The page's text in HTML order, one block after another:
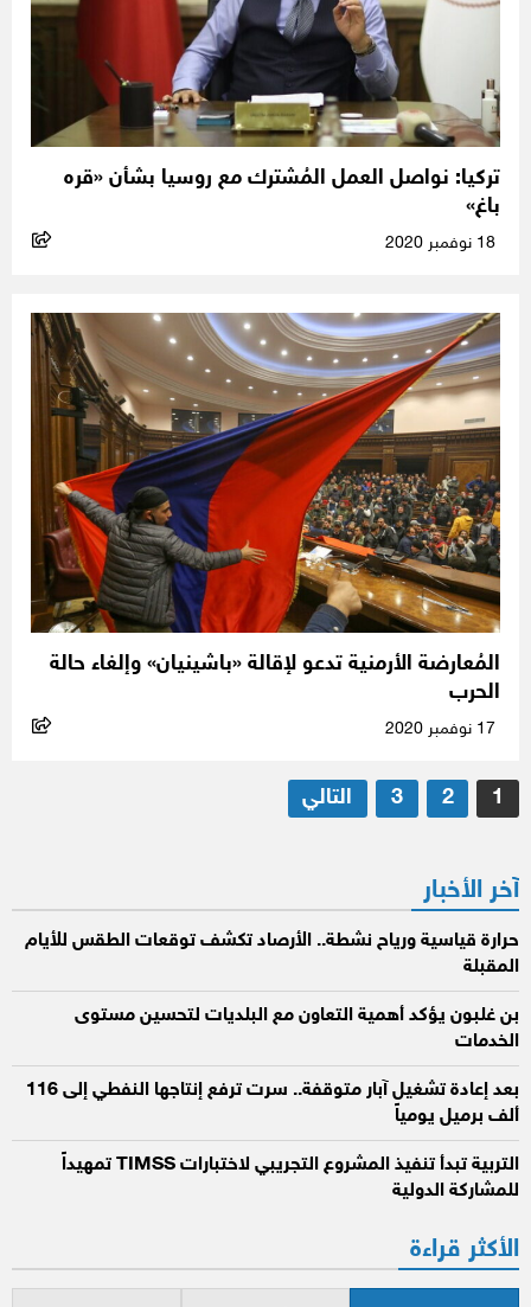
تركيا: نواصل العمل المُشترك مع روسيا بشأن «قره
باغ»
المُعارضة الأرمنية تدعو لإقالة «باشينيان» وإلغاء حالة
الحرب
تعدد
صفحات
1
2
3 التالي
آخر الأخبار
حرارة قياسية ورياح نشطة.. الأرصاد تكشف توقعات الطقس للأيام
المقبلة
بن غلبون يؤكد أهمية التعاون مع البلديات لتحسين مستوى
الخدمات
بعد إعادة تشغيل آبار متوقفة.. سرت ترفع إنتاجها النفطي إلى 116
ألف برميل يومياً
التربية تبدأ تنفيذ المشروع التجريبي لاختبارات TIMSS تمهيداً
للمشاركة الدولية
الأكثر قراءة